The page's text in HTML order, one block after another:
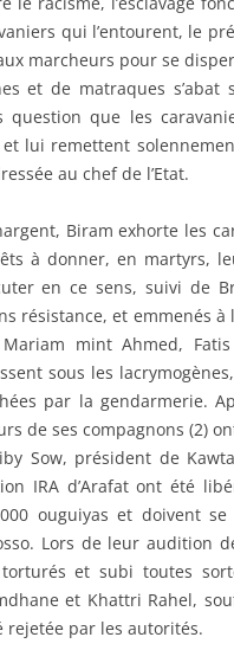
qui l’entourent, le
marcheurs pour se
et de matraques
que les
lui remettent
au chef de l’Etat.
Biram exhorte les
à donner, en martyrs,
en ce sens, suivi de
résistance, et emmenés
mint Ahmed,
sous les
par la gendarmerie.
de ses compagnons (2)
Sow, président de
IRA d’Arafat ont été
ouguiyas et doivent
Lors de leur audition
et subi toutes
et Khattri Rahel,
rejetée par les autorités.